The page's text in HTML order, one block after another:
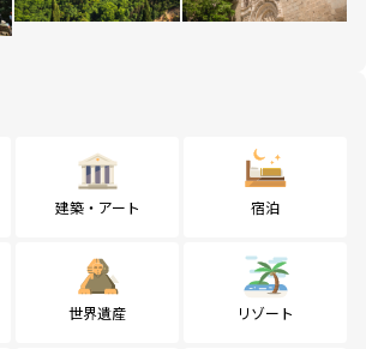
建築・アート 宿泊
世界遺産 リゾート